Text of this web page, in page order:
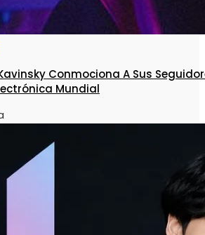
Conmociona A Sus
Mundial